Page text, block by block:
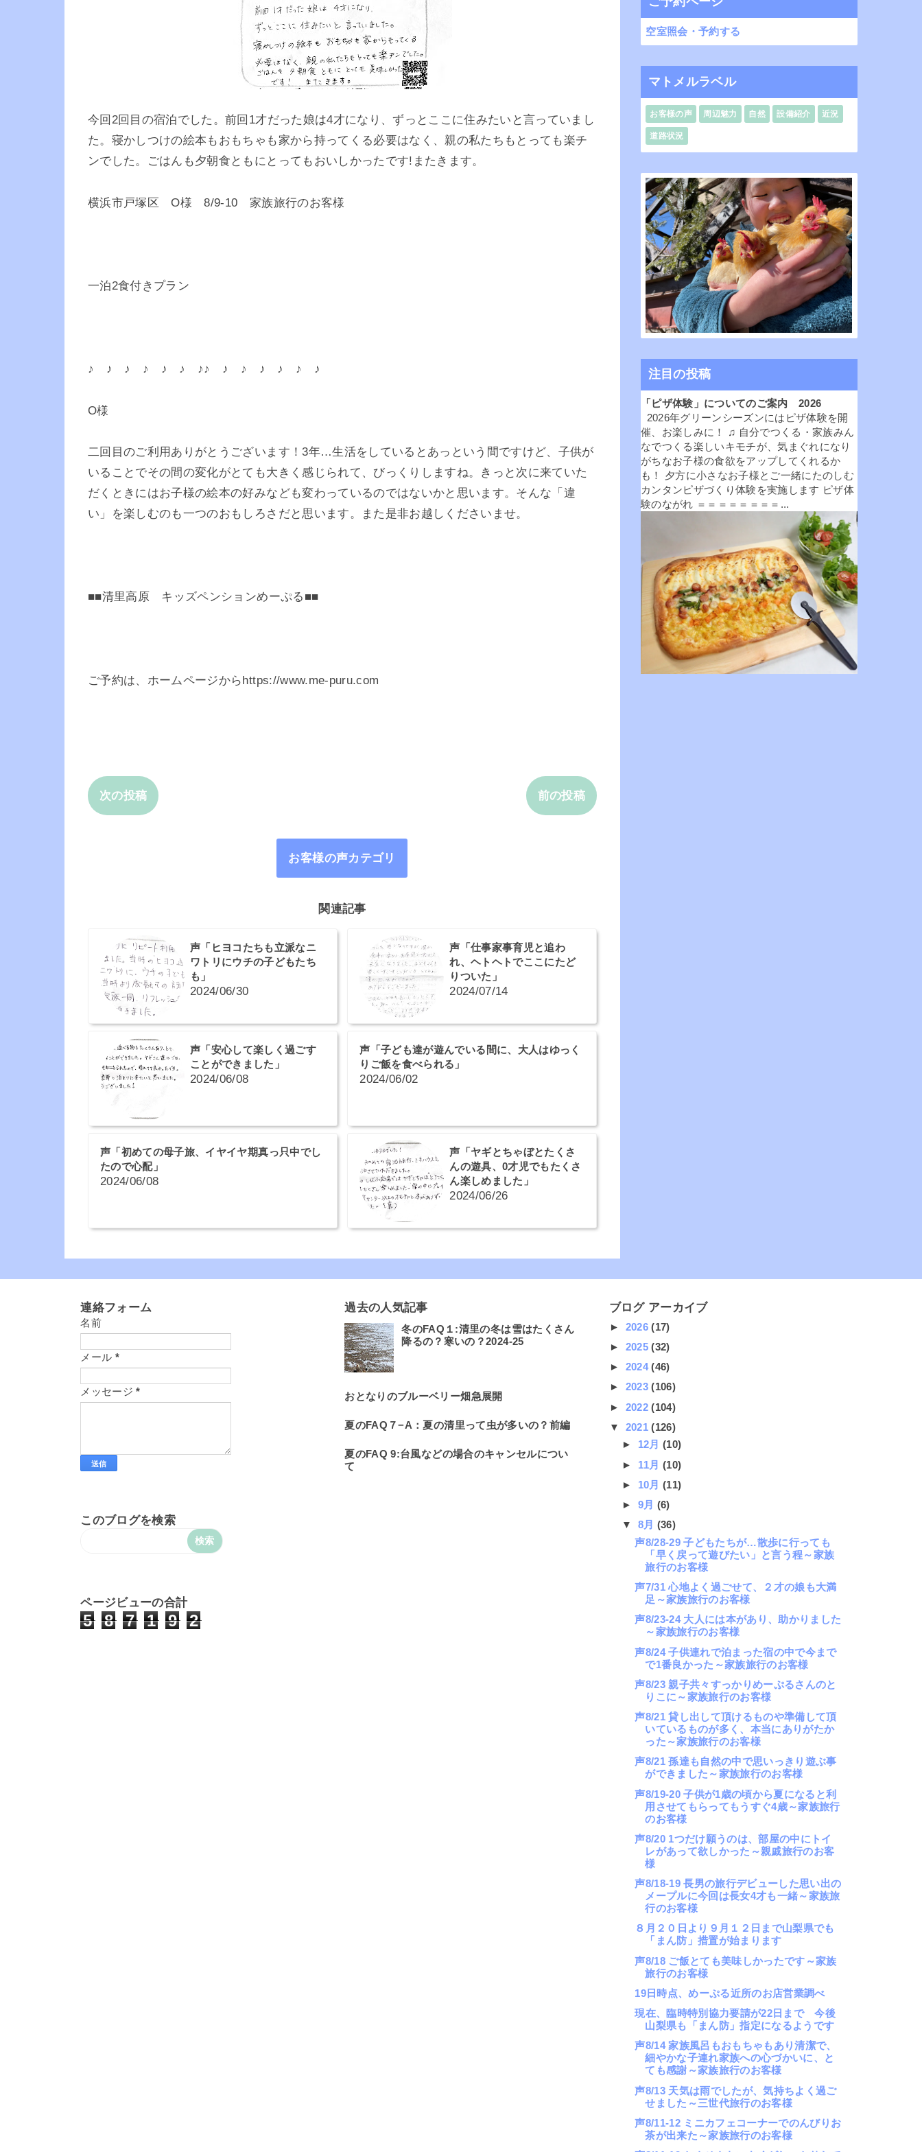
今回2回目の宿泊でした。前回1才だった娘は4才になり、ずっとここに住みたいと言っていまし
た。寝かしつけの絵本もおもちゃも家から持ってくる必要はなく、親の私たちもとっても楽チ
ンでした。ごはんも夕朝食ともにとってもおいしかったです!またきます。
横浜市戸塚区 O様 8/9-10 家族旅行のお客様
一泊2食付きプラン
♪ ♪ ♪ ♪ ♪ ♪ ♪♪ ♪ ♪ ♪ ♪ ♪ ♪
O様
二回目のご利用ありがとうございます！3年…生活をしているとあっという間ですけど、子供が
いることでその間の変化がとても大きく感じられて、びっくりしますね。きっと次に来ていた
だくときにはお子様の絵本の好みなども変わっているのではないかと思います。そんな「違
い」を楽しむのも一つのおもしろさだと思います。また是非お越しくださいませ。
■■清里高原 キッズペンションめーぷる■■
ご予約は、ホームページからhttps://www.me-puru.com
次の投稿 前の投稿
お客様の声カテゴリ
関連記事
声「ヒヨコたちも立派なニ
ワトリにウチの子どもたち
も」
2024/06/30
声「仕事家事育児と追わ
れ、ヘトヘトでここにたど
りついた」
2024/07/14
声「安心して楽しく過ごす
ことができました」
2024/06/08
声「子ども達が遊んでいる間に、大人はゆっく
りご飯を食べられる」
2024/06/02
声「初めての母子旅、イヤイヤ期真っ只中でし
たので心配」
2024/06/08
声「ヤギとちゃぼとたくさ
んの遊具、0才児でもたくさ
ん楽しめました」
2024/06/26
空室照会・予約する
マトメルラベル
お客様の声 周辺魅力 自然 設備紹介 近況
道路状況
注目の投稿
「ピザ体験」についてのご案内 2026
2026年グリーンシーズンにはピザ体験を開
催、お楽しみに！ ♫ 自分でつくる・家族みん
なでつくる楽しいキモチが、気まぐれになり
がちなお子様の食欲をアップしてくれるか
も！ 夕方に小さなお子様とご一緒にたのしむ
カンタンピザづくり体験を実施します ピザ体
験のながれ ＝＝＝＝＝＝＝＝...
連絡フォーム
名前
メール *
メッセージ*
このブログを検索
ページビューの合計
5 8 7 1 9 2
過去の人気記事
冬のFAQ１:清里の冬は雪はたくさん
降るの？寒いの？2024-25
おとなりのブルーベリー畑急展開
夏のFAQ７−A：夏の清里って虫が多いの？前編
夏のFAQ 9:台風などの場合のキャンセルについ
て
ブログ アーカイブ
► 2026(17)
► 2025(32)
► 2024(46)
► 2023(106)
► 2022(104)
▼ 2021(126)
► 12月(10)
► 11月(10)
► 10月(11)
► 9月 (6)
▼ 8月 (36)
声8/28-29 子どもたちが…散歩に行っても
「早く戻って遊びたい」と言う程～家族
旅行のお客様
声7/31 心地よく過ごせて、２才の娘も大満
足～家族旅行のお客様
声8/23-24 大人には本があり、助かりました
～家族旅行のお客様
声8/24 子供連れで泊まった宿の中で今まで
で1番良かった～家族旅行のお客様
声8/23 親子共々すっかりめーぷるさんのと
りこに～家族旅行のお客様
声8/21 貸し出して頂けるものや準備して頂
いているものが多く、本当にありがたか
った～家族旅行のお客様
声8/21 孫達も自然の中で思いっきり遊ぶ事
ができました～家族旅行のお客様
声8/19-20 子供が1歳の頃から夏になると利
用させてもらってもうすぐ4歳～家族旅行
のお客様
声8/20 1つだけ願うのは、部屋の中にトイ
レがあって欲しかった～親戚旅行のお客
様
声8/18-19 長男の旅行デビューした思い出の
メープルに今回は長女4才も一緒～家族旅
行のお客様
８月２０日より９月１２日まで山梨県でも
「まん防」措置が始まります
声8/18 ご飯とても美味しかったです～家族
旅行のお客様
19日時点、めーぷる近所のお店営業調べ
現在、臨時特別協力要請が22日まで 今後
山梨県も「まん防」指定になるようです
声8/14 家族風呂もおもちゃもあり清潔で、
細やかな子連れ家族への心づかいに、と
ても感謝～家族旅行のお客様
声8/13 天気は雨でしたが、気持ちよく過ご
せました～三世代旅行のお客様
声8/11-12 ミニカフェコーナーでのんびりお
茶が出来た～家族旅行のお客様